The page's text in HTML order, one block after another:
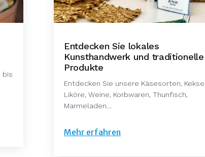
bis
Entdecken Sie lokales
Kunsthandwerk und traditionelle
Produkte
Entdecken Sie unsere Käsesorten, Kekse,
Liköre, Weine, Korbwaren, Thunfisch,
Marmeladen…
Mehr erfahren